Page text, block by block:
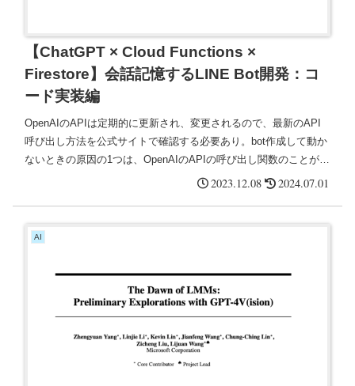
【ChatGPT × Cloud Functions ×
Firestore】会話記憶するLINE Bot開発：コ
ード実装編
OpenAIのAPIは定期的に更新され、変更されるので、最新のAPI
呼び出し方法を公式サイトで確認する必要あり。bot作成して動か
ないときの原因の1つは、OpenAIのAPIの呼び出し関数のことがあ
る。Chat Completionsで返ってくるオブジェクトのうち、テキス
2023.12.08 2024.07.01
AI